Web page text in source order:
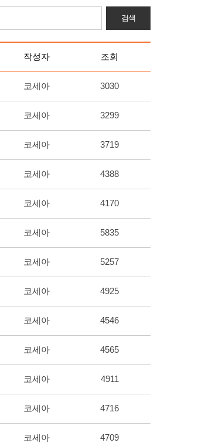
작성자 조회
코세아 3030
코세아 3299
코세아 3719
코세아 4388
코세아 4170
코세아 5835
코세아 5257
코세아 4925
코세아 4546
코세아 4565
코세아 4911
코세아 4716
코세아 4709